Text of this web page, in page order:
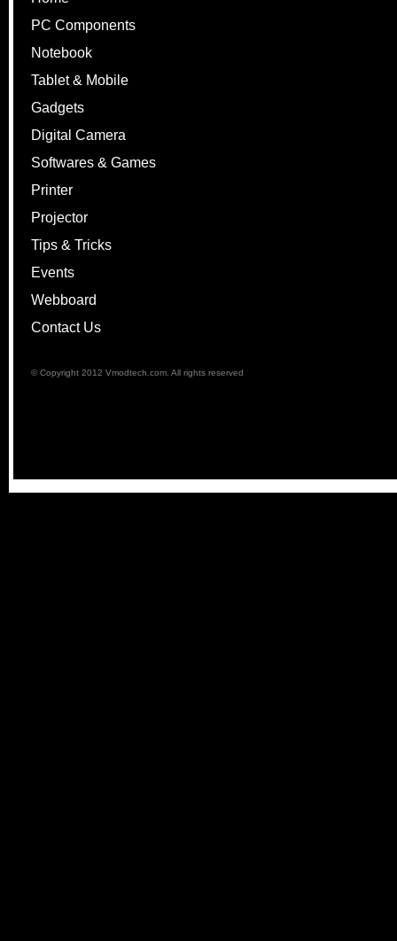
PC Components
Notebook
Tablet & Mobile
Gadgets
Digital Camera
Softwares & Games
Printer
Projector
Tips & Tricks
Events
Webboard
Contact Us
© Copyright 2012 Vmodtech.com. All rights reserved